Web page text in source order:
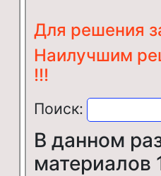
Для решения
Наилучшим
!!!
Поиск:
В данном
материалов